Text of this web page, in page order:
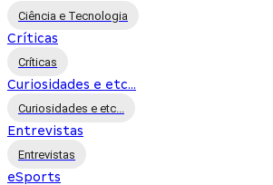
Ciência e Tecnologia
Críticas
Críticas
Curiosidades e etc...
Curiosidades e etc...
Entrevistas
Entrevistas
eSports